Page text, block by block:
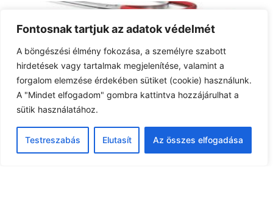
Fontosnak tartjuk az adatok védelmét
A böngészési élmény fokozása, a személyre szabott
hirdetések vagy tartalmak megjelenítése, valamint a
forgalom elemzése érdekében sütiket (cookie) használunk.
A "Mindet elfogadom" gombra kattintva hozzájárulhat a
sütik használatához.
Testreszabás Elutasít Az összes elfogadása
Gyermekorvosi értesítés